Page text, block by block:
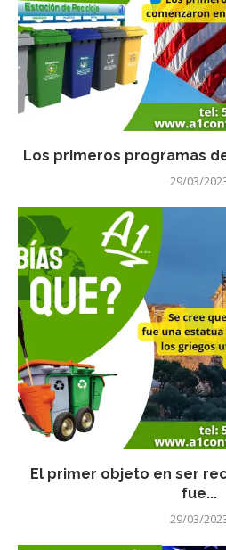
Los primeros programas
29/03/
El primer objeto en ser
fue...
29/03/